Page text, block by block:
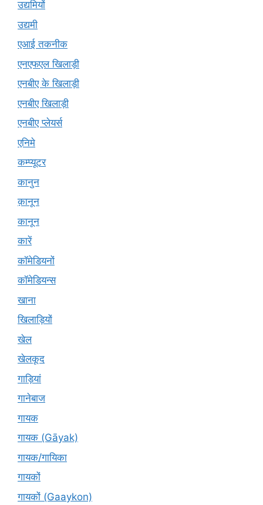
उद्यमियों
उद्यमी
एआई तकनीक
एनएफएल खिलाड़ी
एनबीए के खिलाड़ी
एनबीए खिलाड़ी
एनबीए प्लेयर्स
एनिमे
कम्प्यूटर
कानुन
क़ानून
कानून
कारें
कॉमेडियनों
कॉमेडियन्स
खाना
खिलाड़ियों
खेल
खेलकूद
गाड़ियां
गानेबाज
गायक
गायक (Gāyak)
गायक/गायिका
गायकों
गायकों (Gaaykon)